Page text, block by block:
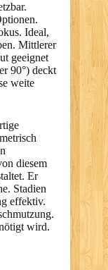
Ideal,
Mittlerer
geeignet
90°) deckt
weite
diesem
Er
Stadien
effektiv.
wird.